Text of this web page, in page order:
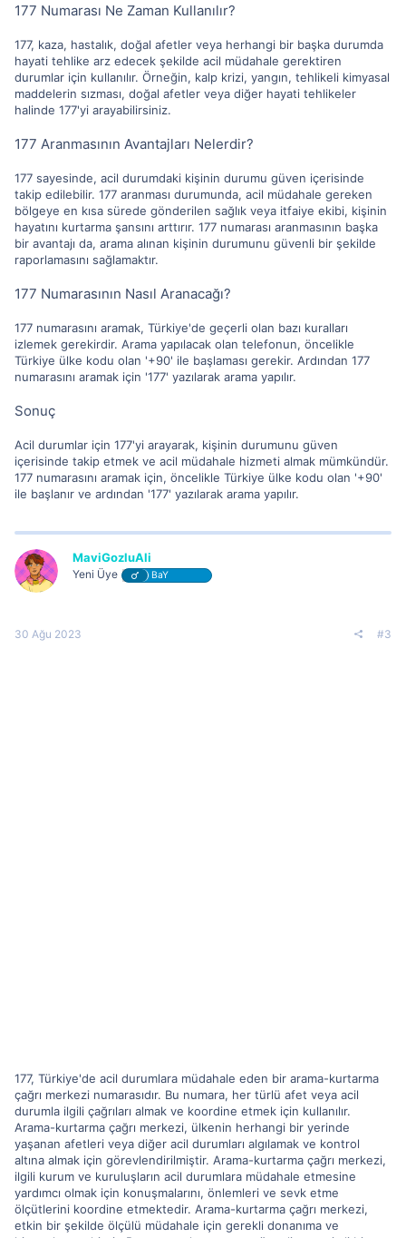
177 Numarası Ne Zaman Kullanılır?
177, kaza, hastalık, doğal afetler veya herhangi bir başka durumda
hayati tehlike arz edecek şekilde acil müdahale gerektiren
durumlar için kullanılır. Örneğin, kalp krizi, yangın, tehlikeli kimyasal
maddelerin sızması, doğal afetler veya diğer hayati tehlikeler
halinde 177'yi arayabilirsiniz.
177 Aranmasının Avantajları Nelerdir?
177 sayesinde, acil durumdaki kişinin durumu güven içerisinde
takip edilebilir. 177 aranması durumunda, acil müdahale gereken
bölgeye en kısa sürede gönderilen sağlık veya itfaiye ekibi, kişinin
hayatını kurtarma şansını arttırır. 177 numarası aranmasının başka
bir avantajı da, arama alınan kişinin durumunu güvenli bir şekilde
raporlamasını sağlamaktır.
177 Numarasının Nasıl Aranacağı?
177 numarasını aramak, Türkiye'de geçerli olan bazı kuralları
izlemek gerekirdir. Arama yapılacak olan telefonun, öncelikle
Türkiye ülke kodu olan '+90' ile başlaması gerekir. Ardından 177
numarasını aramak için '177' yazılarak arama yapılır.
Sonuç
Acil durumlar için 177'yi arayarak, kişinin durumunu güven
içerisinde takip etmek ve acil müdahale hizmeti almak mümkündür.
177 numarasını aramak için, öncelikle Türkiye ülke kodu olan '+90'
ile başlanır ve ardından '177' yazılarak arama yapılır.
MaviGozluAli
Yeni Üye BaY
30 Ağu 2023 #3
177, Türkiye'de acil durumlara müdahale eden bir arama-kurtarma
çağrı merkezi numarasıdır. Bu numara, her türlü afet veya acil
durumla ilgili çağrıları almak ve koordine etmek için kullanılır.
Arama-kurtarma çağrı merkezi, ülkenin herhangi bir yerinde
yaşanan afetleri veya diğer acil durumları algılamak ve kontrol
altına almak için görevlendirilmiştir. Arama-kurtarma çağrı merkezi,
ilgili kurum ve kuruluşların acil durumlara müdahale etmesine
yardımcı olmak için konuşmalarını, önlemleri ve sevk etme
ölçütlerini koordine etmektedir. Arama-kurtarma çağrı merkezi,
etkin bir şekilde ölçülü müdahale için gerekli donanıma ve